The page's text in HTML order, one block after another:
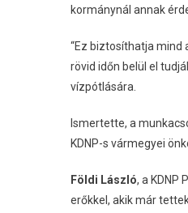
kormánynál annak
“Ez biztosíthatja mind
rövid időn belül el
vízpótlására.
Ismertette, a
KDNP-s vármegyei
Földi László, a KDNP
erőkkel, akik már